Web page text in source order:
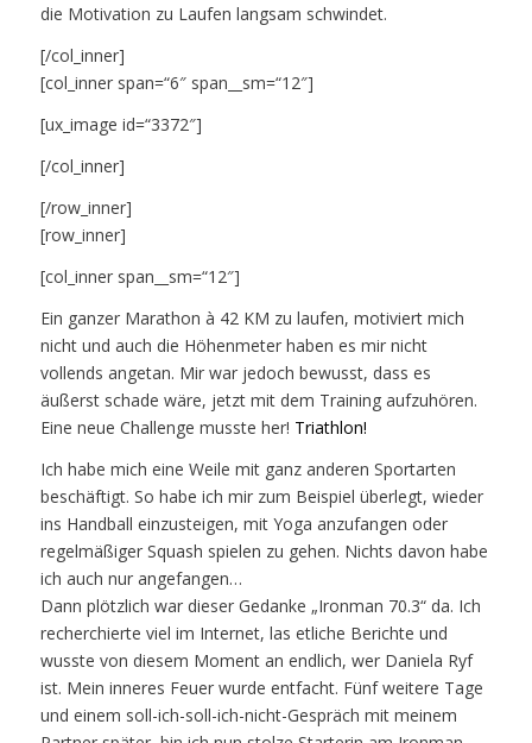
die Motivation zu Laufen langsam schwindet.
[/col_inner]
[col_inner span=“6″ span__sm=“12″]
[ux_image id=“3372″]
[/col_inner]
[/row_inner]
[row_inner]
[col_inner span__sm=“12″]
Ein ganzer Marathon à 42 KM zu laufen, motiviert mich
nicht und auch die Höhenmeter haben es mir nicht
vollends angetan. Mir war jedoch bewusst, dass es
äußerst schade wäre, jetzt mit dem Training aufzuhören.
Eine neue Challenge musste her! Triathlon!
Ich habe mich eine Weile mit ganz anderen Sportarten
beschäftigt. So habe ich mir zum Beispiel überlegt, wieder
ins Handball einzusteigen, mit Yoga anzufangen oder
regelmäßiger Squash spielen zu gehen. Nichts davon habe
ich auch nur angefangen…
Dann plötzlich war dieser Gedanke „Ironman 70.3“ da. Ich
recherchierte viel im Internet, las etliche Berichte und
wusste von diesem Moment an endlich, wer Daniela Ryf
ist. Mein inneres Feuer wurde entfacht. Fünf weitere Tage
und einem soll-ich-soll-ich-nicht-Gespräch mit meinem